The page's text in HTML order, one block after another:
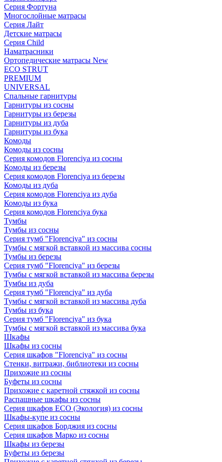
Серия Фортуна
Многослойные матрасы
Серия Лайт
Детские матрасы
Серия Child
Наматрасники
Ортопедические матрасы New
ECO STRUT
PREMIUM
UNIVERSAL
Спальные гарнитуры
Гарнитуры из сосны
Гарнитуры из березы
Гарнитуры из дуба
Гарнитуры из бука
Комоды
Комоды из сосны
Серия комодов Florenciya из сосны
Комоды из березы
Серия комодов Florenciya из березы
Комоды из дуба
Серия комодов Florenciya из дуба
Комоды из бука
Серия комодов Florenciya бука
Тумбы
Тумбы из сосны
Серия тумб "Florenciya" из сосны
Тумбы с мягкой вставкой из массива сосны
Тумбы из березы
Серия тумб "Florenciya" из березы
Тумбы с мягкой вставкой из массива березы
Тумбы из дуба
Серия тумб "Florenciya" из дуба
Тумбы с мягкой вставкой из массива дуба
Тумбы из бука
Серия тумб "Florenciya" из бука
Тумбы с мягкой вставкой из массива бука
Шкафы
Шкафы из сосны
Серия шкафов "Florenciya" из сосны
Стенки, витражи, библиотеки из сосны
Прихожие из сосны
Буфеты из сосны
Прихожие с каретной стяжкой из сосны
Распашные шкафы из сосны
Серия шкафов ECO (Экология) из сосны
Шкафы-купе из сосны
Серия шкафов Борджия из сосны
Серия шкафов Марко из сосны
Шкафы из березы
Буфеты из березы